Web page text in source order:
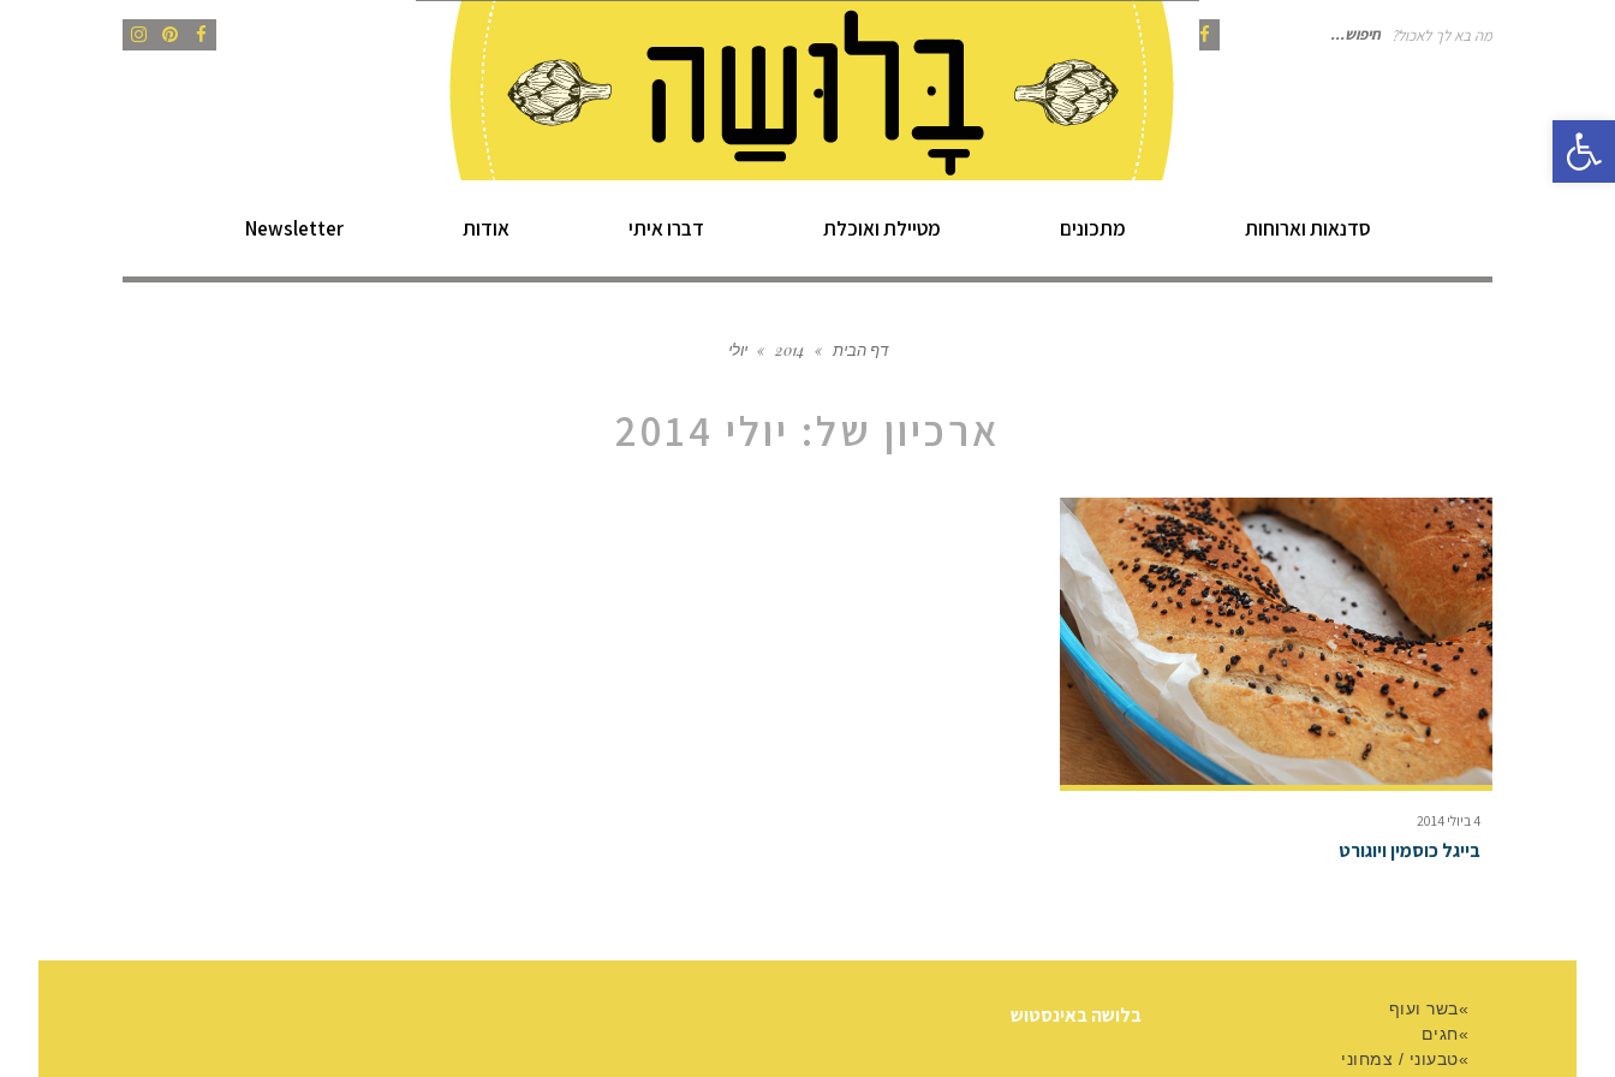
פתח סרגל נגישות
מה בא לך לאכול? חיפוש Facebook
Pinterest
Instagram
Facebook
Pinterest
Instagram
סדנאות וארוחות מתכונים מטיילת ואוכלת דברו איתי אודות Newsletter
דף הבית »
2014
» יולי
ארכיון של: יולי 2014
4 ביולי 2014
בייגל כוסמין ויוגורט
בשר ועוף
חגים
טבעוני / צמחוני
בלושה באינסטוש